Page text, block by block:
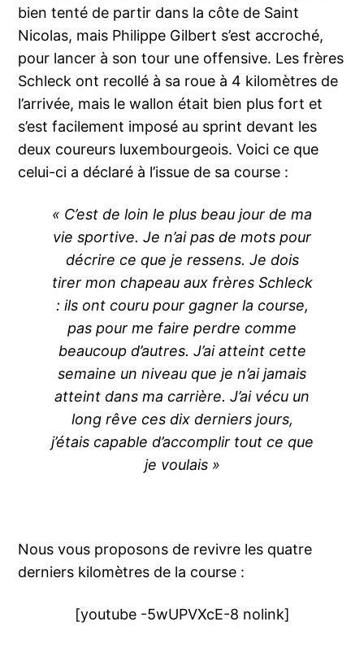
bien tenté de partir dans la côte de Saint
Nicolas, mais Philippe Gilbert s’est accroché,
pour lancer à son tour une offensive. Les frères
Schleck ont recollé à sa roue à 4 kilomètres de
l’arrivée, mais le wallon était bien plus fort et
s’est facilement imposé au sprint devant les
deux coureurs luxembourgeois. Voici ce que
celui-ci a déclaré à l’issue de sa course :
« C’est de loin le plus beau jour de ma
vie sportive. Je n’ai pas de mots pour
décrire ce que je ressens. Je dois
tirer mon chapeau aux frères Schleck
: ils ont couru pour gagner la course,
pas pour me faire perdre comme
beaucoup d’autres. J’ai atteint cette
semaine un niveau que je n’ai jamais
atteint dans ma carrière. J’ai vécu un
long rêve ces dix derniers jours,
j’étais capable d’accomplir tout ce que
je voulais »
Nous vous proposons de revivre les quatre
derniers kilomètres de la course :
[youtube -5wUPVXcE-8 nolink]